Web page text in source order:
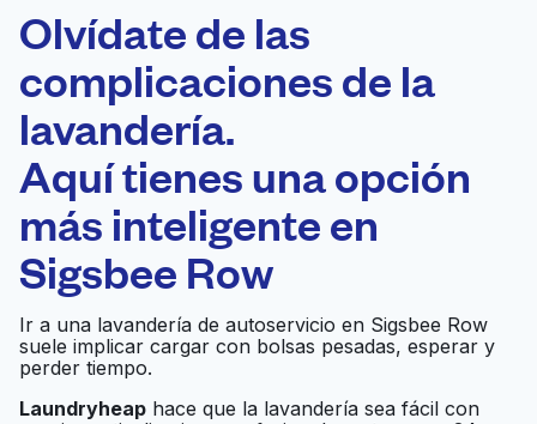
Laundryheap.com
Programa tu recogida
0 min
Recojo y entrega
casa
Abierto 24/7
Laundry
Ir al sitio web
National Laundry and
Olvídate de las
complicaciones de la
lavandería.
Aquí tienes una opción
más inteligente en
Sigsbee Row
Ir a una lavandería de autoservicio en Sigsbee Row
suele implicar cargar con bolsas pesadas, esperar y
perder tiempo.
Laundryheap hace que la lavandería sea fácil con